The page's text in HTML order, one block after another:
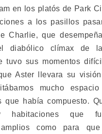
en los platós de Park
a los pasillos
Charlie, que
diabólico clímax de
tuvo sus momentos
Aster llevara su
mucho
que había compuesto.
que
amplios como para